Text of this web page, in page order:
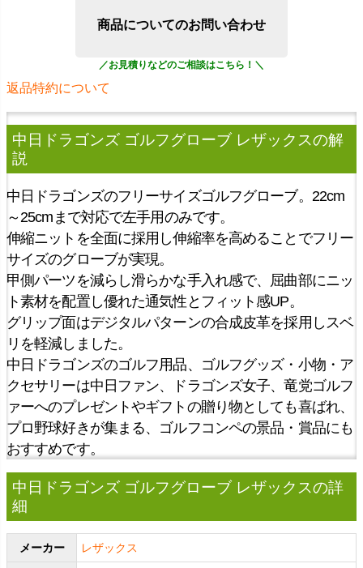
商品についてのお問い合わせ
返品特約について
中日ドラゴンズ ゴルフグローブ レザックスの解
説
中日ドラゴンズのフリーサイズゴルフグローブ。22cm
～25cmまで対応で左手用のみです。
伸縮ニットを全面に採用し伸縮率を高めることでフリー
サイズのグローブが実現。
甲側パーツを減らし滑らかな手入れ感で、屈曲部にニッ
ト素材を配置し優れた通気性とフィット感UP。
グリップ面はデジタルパターンの合成皮革を採用しスベ
リを軽減しました。
中日ドラゴンズのゴルフ用品、ゴルフグッズ・小物・ア
クセサリーは中日ファン、ドラゴンズ女子、竜党ゴルフ
ァーへのプレゼントやギフトの贈り物としても喜ばれ、
プロ野球好きが集まる、ゴルフコンペの景品・賞品にも
おすすめです。
中日ドラゴンズ ゴルフグローブ レザックスの詳
細
メーカー レザックス